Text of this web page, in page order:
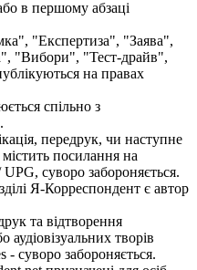
в першому абзаці
"Експертиза", "Заява",
"Вибори", "Тест-драйв",
на правах
спільно з
передрук, чи наступне
посилання на
суворо забороняється.
Я-Корреспондент є автор
та відтворення
аудіовізуальних творів
- суворо забороняється.